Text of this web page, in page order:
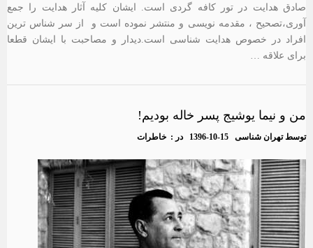
صادق هدایت در تور کافه گردی است. ایشان کلیه آثار هدایت را جمع
آوری،تصحیح ، مقدمه نویسی و منتشر نموده است و از سر شناس ترین
افراد در خصوص هدایت شناسی است.دیدار و مصاحبت با ایشان قطعا
برای علاقه …
من و نیما یوشیج پسر خاله بودیم!
توسطتهران شناسی 1396-10-15 در : خاطرات